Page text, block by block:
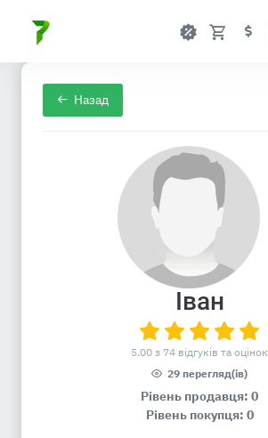
Назад
Іван
5.00 з 74 відгуків та оцінок
29 перегляд(ів)
Рівень продавця: 0
Рівень покупця: 0